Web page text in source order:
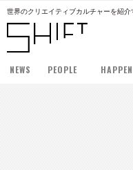
世界のクリエイティブカルチャーを紹
NEWS PEOPLE